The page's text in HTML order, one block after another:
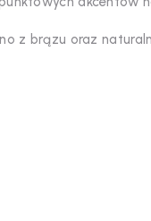
z brązu oraz